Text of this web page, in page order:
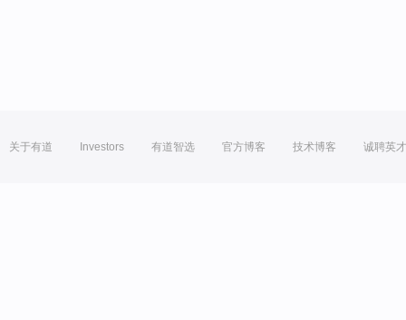
关于有道 Investors 有道智选 官方博客 技术博客 诚聘英才